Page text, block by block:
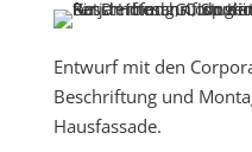
Entwurf mit den
Beschriftung und
Hausfassade.